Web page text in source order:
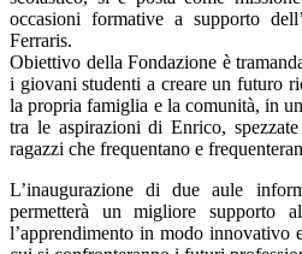
occasioni formative a supporto
Ferraris.
Obiettivo della Fondazione è
i giovani studenti a creare un futuro
la propria famiglia e la comunità, in
tra le aspirazioni di Enrico,
ragazzi che frequentano e
L’inaugurazione di due aule
permetterà un migliore supporto
l’apprendimento in modo innovativo